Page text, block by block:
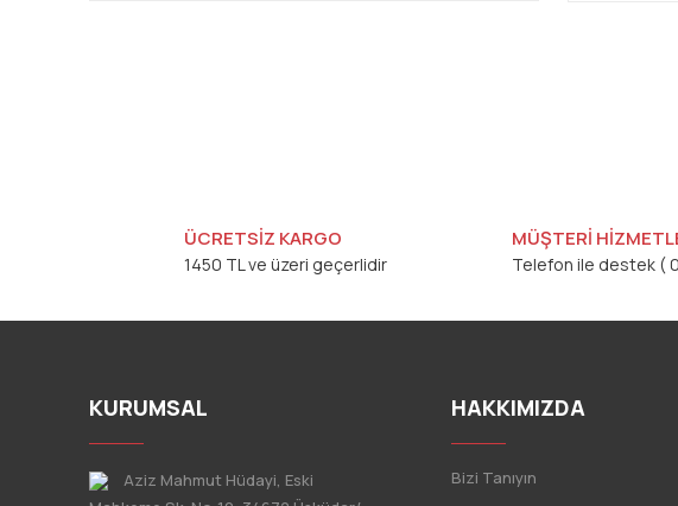
ÜCRETSİZ KARGO
1450 TL ve üzeri geçerlidir
MÜŞTERİ
Telefon ile destek (
KURUMSAL
Aziz Mahmut Hüdayi, Eski
HAKKIMIZDA
Bizi Tanıyın